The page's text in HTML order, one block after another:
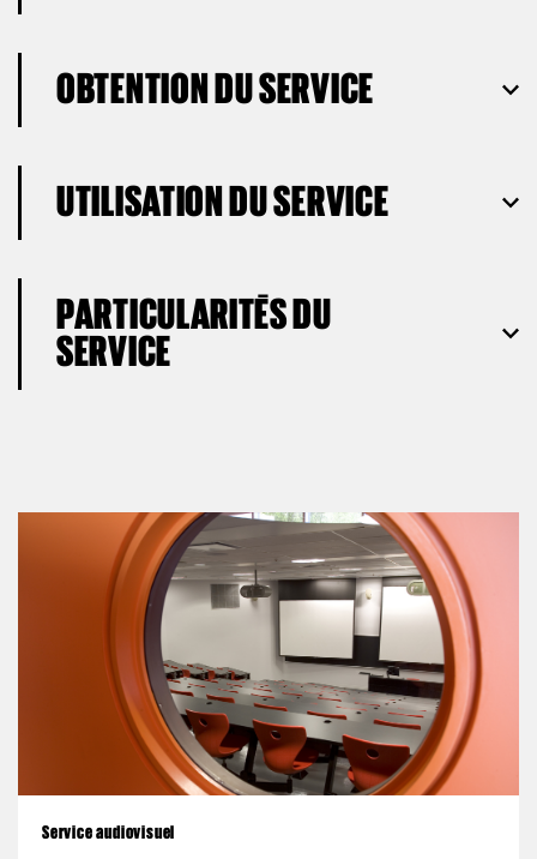
OBTENTION DU SERVICE
UTILISATION DU SERVICE
PARTICULARITÉS DU
SERVICE
Service audiovisuel